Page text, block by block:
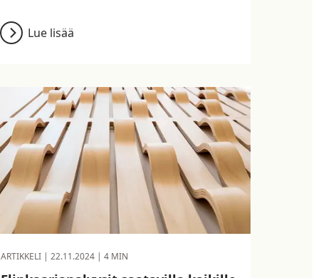
Lue lisää
ARTIKKELI | 22.11.2024 | 4 MIN